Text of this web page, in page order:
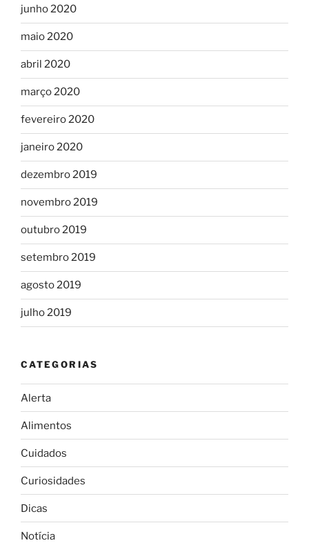
junho 2020
maio 2020
abril 2020
março 2020
fevereiro 2020
janeiro 2020
dezembro 2019
novembro 2019
outubro 2019
setembro 2019
agosto 2019
julho 2019
CATEGORIAS
Alerta
Alimentos
Cuidados
Curiosidades
Dicas
Notícia